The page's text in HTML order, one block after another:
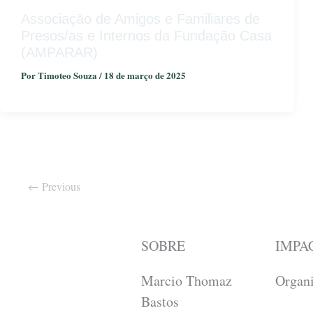
Associação de Amigos e Familiares de
Presos/as e Internos da Fundação Casa
(AMPARAR)
PorTimoteo Souza/ 18 de março de 2025
← Previous
SOBRE
Marcio Thomaz
Bastos